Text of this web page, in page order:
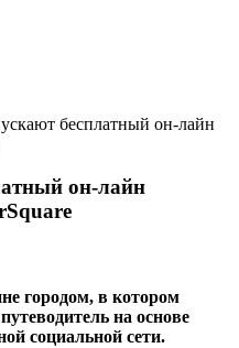
бесплатный он-лайн
он-лайн
городом, в котором
на основе
социальной сети.